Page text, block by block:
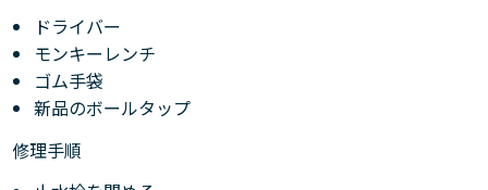
ドライバー
モンキーレンチ
ゴム手袋
新品のボールタップ
修理手順